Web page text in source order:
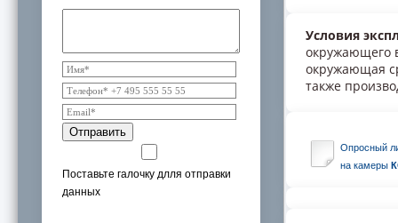
Отправить
Поставьте галочку длля отправки
данных
Условия
окружающего
окружающая
также
Опросный
на камеры